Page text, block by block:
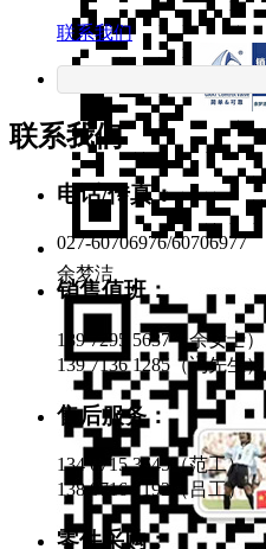
联系我们
联系我们
电话/传真：
027-60706976/60706977
销售值班：
189 7295 5637（余女士）
139 7136 1285（冯先生）
售后服务：
134 0715 3645（范工）
138 0716 7192（吕工）
零件采购：
余梦洁